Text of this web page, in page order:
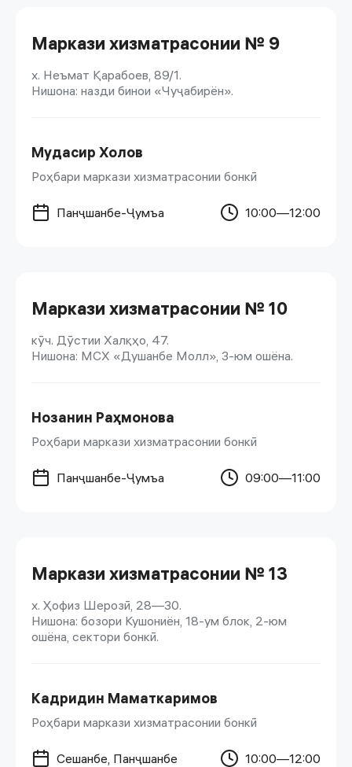
Маркази хизматрасонии № 9
х. Неъмат Қарабоев, 89/1.
Нишона: назди бинои «Чуҷабирён».
Мудасир Холов
Роҳбари маркази хизматрасонии бонкӣ
Панҷшанбе-Ҷумъа 10:00—12:00
Маркази хизматрасонии № 10
кӯч. Дӯстии Халқҳо, 47.
Нишона: МСХ «Душанбе Молл», 3-юм ошёна.
Нозанин Раҳмонова
Роҳбари маркази хизматрасонии бонкӣ
Панҷшанбе-Ҷумъа 09:00—11:00
Маркази хизматрасонии № 13
х. Ҳофиз Шерозӣ, 28—30.
Нишона: бозори Кушониён, 18-ум блок, 2-юм
ошёна, сектори бонкӣ.
Кадридин Маматкаримов
Роҳбари маркази хизматрасонии бонкӣ
Сешанбе, Панҷшанбе 10:00—12:00